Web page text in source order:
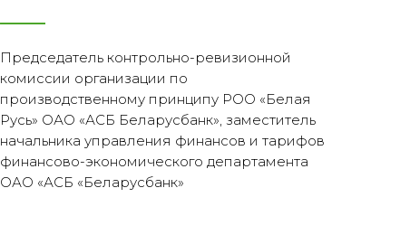
Председатель контрольно-ревизионной
комиссии организации по
производственному принципу РОО «Белая
Русь» ОАО «АСБ Беларусбанк», заместитель
начальника управления финансов и тарифов
финансово-экономического департамента
ОАО «АСБ «Беларусбанк»